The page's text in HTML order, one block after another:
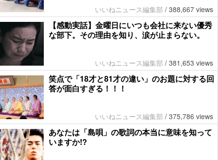
いいねニュース編集部 / 388,667 views
【感動実話】金曜日にいつも会社に来ない優秀
な部下。その理由を知り、涙が止まらない。
いいねニュース編集部 / 381,653 views
笑点で「18才と81才の違い」のお題に対する回
答が面白すぎる！！！
いいねニュース編集部 / 375,786 views
あなたは「島唄」の歌詞の本当に意味を知って
いますか!?